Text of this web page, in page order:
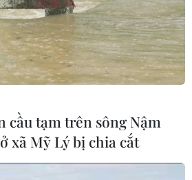
quy mô dự trữ
2030
Pay mở rộng
cầu tạm trên sông Nậm
xã Mỹ Lý bị chia cắt